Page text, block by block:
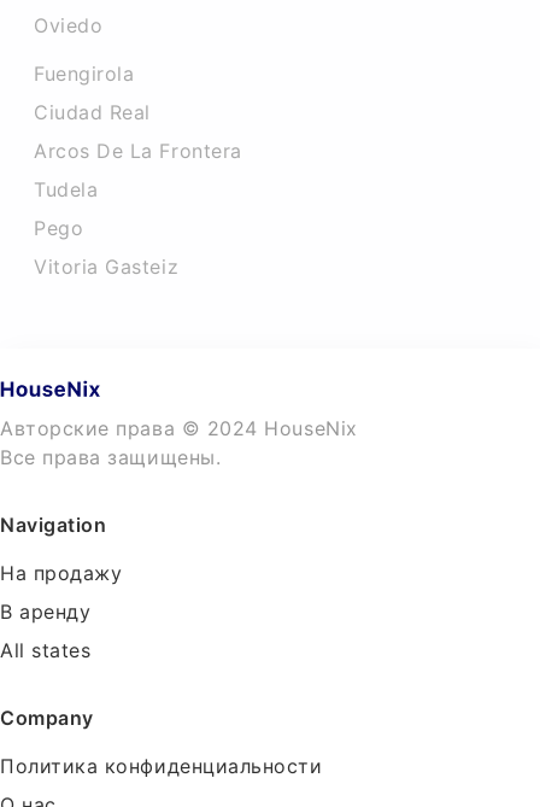
Oviedo
Fuengirola
Ciudad Real
Arcos De La Frontera
Tudela
Pego
Vitoria Gasteiz
Авторские права © 2024 HouseNix
Все права защищены.
Navigation
На продажу
В аренду
All states
Company
Политика конфиденциальности